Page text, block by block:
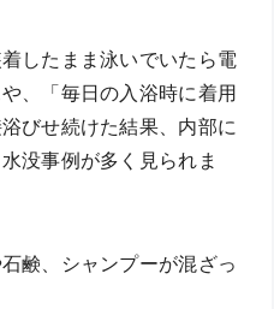
したまま泳いでいたら電
、「毎日の入浴時に着用
びせ続けた結果、内部に
没事例が多く見られま
鹸、シャンプーが混ざっ